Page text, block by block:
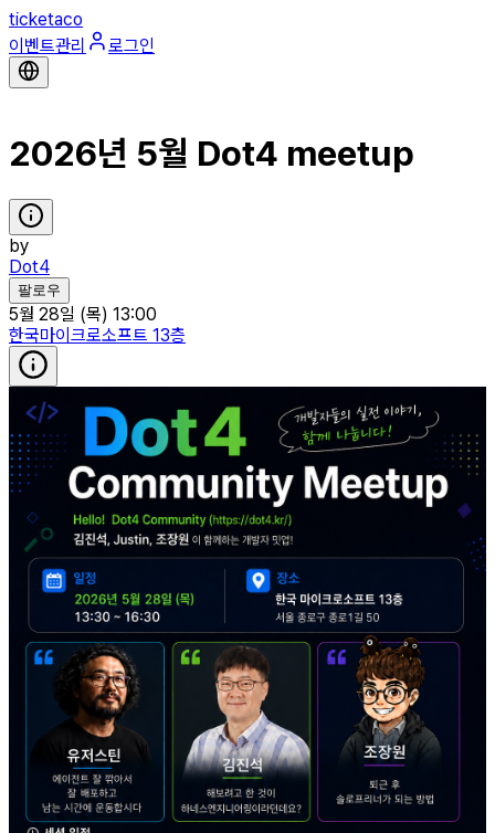
ticketaco
이벤트관리
로그인
2026년 5월 Dot4 meetup
by
Dot4
팔로우
5월 28일 (목) 13:00
한국마이크로소프트 13층